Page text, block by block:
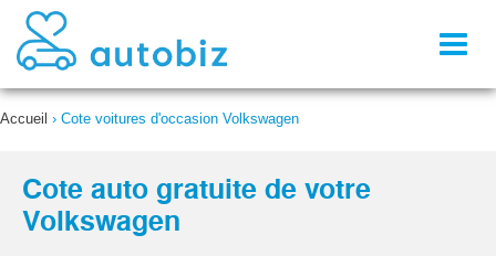
Accueil › Cote voitures d'occasion Volkswagen
Cote auto gratuite de votre
Volkswagen